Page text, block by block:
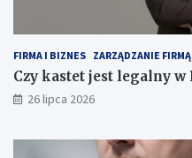
FIRMA I BIZNES ZARZĄDZANIE FIRMĄ
Czy kastet jest legalny w
26 lipca 2026